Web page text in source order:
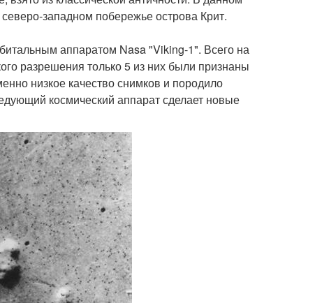
западном побережье острова Крит.
аппаратом Nasa "Viking-1". Всего на
разрешения только 5 из них были признаны
низкое качество снимков и породило
космический аппарат сделает новые